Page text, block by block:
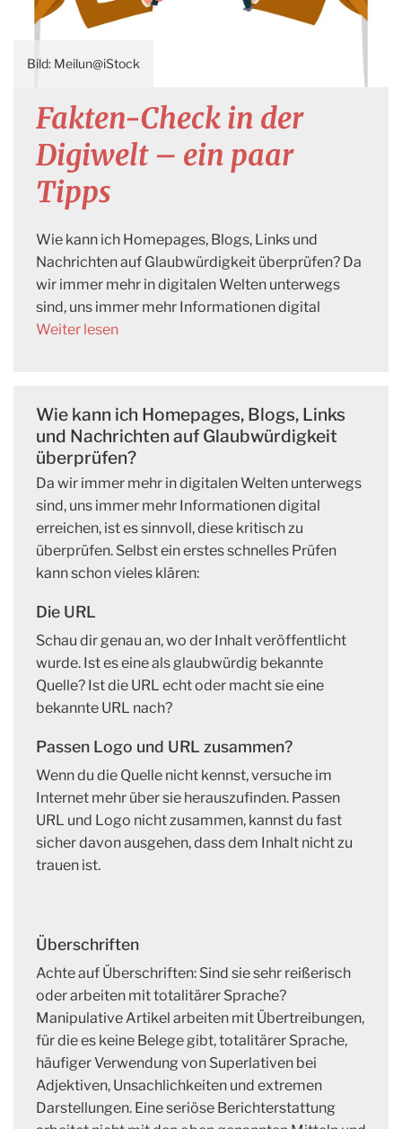
Meilun@iStock
Fakten-Check in der
Digiwelt – ein paar
Tipps
Wie kann ich Homepages, Blogs, Links und
Nachrichten auf Glaubwürdigkeit überprüfen? Da
wir immer mehr in digitalen Welten unterwegs
sind, uns immer mehr Informationen digital
Weiter lesen
Wie kann ich Homepages, Blogs, Links
und Nachrichten auf Glaubwürdigkeit
überprüfen?
Da wir immer mehr in digitalen Welten unterwegs
sind, uns immer mehr Informationen digital
erreichen, ist es sinnvoll, diese kritisch zu
überprüfen. Selbst ein erstes schnelles Prüfen
kann schon vieles klären:
Die URL
Schau dir genau an, wo der Inhalt veröffentlicht
wurde. Ist es eine als glaubwürdig bekannte
Quelle? Ist die URL echt oder macht sie eine
bekannte URL nach?
Passen Logo und URL zusammen?
Wenn du die Quelle nicht kennst, versuche im
Internet mehr über sie herauszufinden. Passen
URL und Logo nicht zusammen, kannst du fast
sicher davon ausgehen, dass dem Inhalt nicht zu
trauen ist.
Überschriften
Achte auf Überschriften: Sind sie sehr reißerisch
oder arbeiten mit totalitärer Sprache?
Manipulative Artikel arbeiten mit Übertreibungen,
für die es keine Belege gibt, totalitärer Sprache,
häufiger Verwendung von Superlativen bei
Adjektiven, Unsachlichkeiten und extremen
Darstellungen. Eine seriöse Berichterstattung